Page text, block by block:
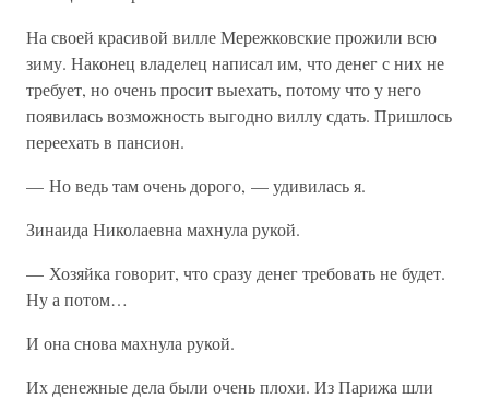
На своей красивой вилле Мережковские прожили всю
зиму. Наконец владелец написал им, что денег с них не
требует, но очень просит выехать, потому что у него
появилась возможность выгодно виллу сдать. Пришлось
переехать в пансион.
— Но ведь там очень дорого, — удивилась я.
Зинаида Николаевна махнула рукой.
— Хозяйка говорит, что сразу денег требовать не будет.
Ну а потом…
И она снова махнула рукой.
Их денежные дела были очень плохи. Из Парижа шли